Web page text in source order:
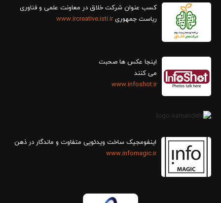
کسب عنوان شرکت خلاق در معاونت علمی و فناوری
ریاست جمهوریwww.ircreative.isti.ir
اینجا عکس ها صحبت
می کنند
www.infoshot.ir
اینفومجیک ساخت ویدئویی متفاوت و ماندگار در ذهن
www.infomagic.ir